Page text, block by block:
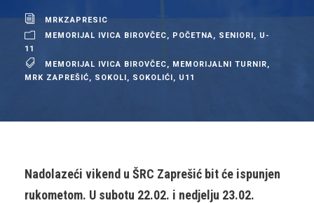
MRKZAPRESIC
MEMORIJAL IVICA BIROVČEC
POČETNA SENIORI
U-
11
MEMORIJAL IVICA BIROVČEC
MEMORIJALNI TURNIR
MRK ZAPREŠIĆ
SOKOLI SOKOLIĆI U11
Nadolazeći vikend u ŠRC Zaprešić bit će ispunjen
rukometom. U subotu 22.02. i nedjelju 23.02.